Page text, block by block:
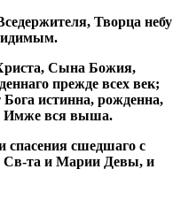
Творца небу
Сына Божия,
прежде всех век;
истинна, рожденна,
Имже вся выша.
спасения сшедшаго с
Св-та и Марии Девы, и